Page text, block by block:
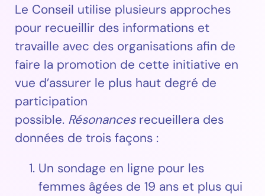
Le Conseil utilise plusieurs approches
pour recueillir des informations et
travaille avec des organisations afin de
faire la promotion de cette initiative en
vue d’assurer le plus haut degré de
participation
possible. Résonancesrecueillera des
données de trois façons :
Un sondage en ligne pour les
femmes âgées de 19 ans et plus qui